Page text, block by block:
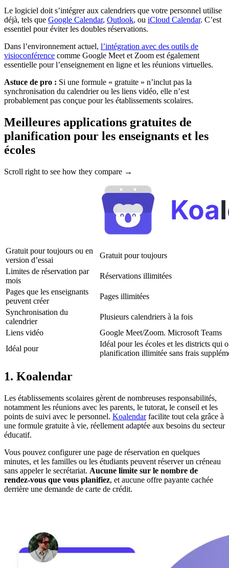
Le logiciel doit s’intégrer aux calendriers que votre personnel utilise
déjà, tels que Google Calendar, Outlook, ou iCloud Calendar. C’est
essentiel pour éviter les doubles réservations.
Dans l’environnement actuel, l’intégration avec des outils de
visioconférence comme Google Meet et Zoom est également
essentielle pour l’enseignement en ligne et les réunions virtuelles.
Astuce de pro : Si une formule « gratuite » n’inclut pas la
synchronisation du calendrier ou les liens vidéo, elle n’est
probablement pas conçue pour les établissements scolaires.
Meilleures applications gratuites de
planification pour les enseignants et les
écoles
Scroll right to see how they compare →
Gratuit pour toujours ou en
version d’essai
Gratuit pour toujours
Limites de réservation par
mois
Réservations illimitées
Pages que les enseignants
peuvent créer
Pages illimitées
Synchronisation du
calendrier
Plusieurs calendriers à la fois
Liens vidéo
Google Meet/Zoom. Microsoft Teams
Idéal pour
Idéal pour les écoles et les districts qui
planification illimitée sans frais
1. Koalendar
Les établissements scolaires gèrent de nombreuses responsabilités,
notamment les réunions avec les parents, le tutorat, le conseil et les
points de suivi avec le personnel. Koalendarfacilite tout cela grâce à
une formule gratuite à vie, réellement adaptée aux besoins du secteur
éducatif.
Vous pouvez configurer une page de réservation en quelques
minutes, et les familles ou les étudiants peuvent réserver un créneau
sans appeler le secrétariat. Aucune limite sur le nombre de
rendez-vous que vous planifiez, et aucune offre payante cachée
derrière une demande de carte de crédit.